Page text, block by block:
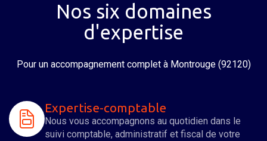
Nos six domaines
d'expertise
Pour un accompagnement complet à Montrouge (92120)
Expertise-comptable
Nous vous accompagnons au quotidien dans le
suivi comptable, administratif et fiscal de votre